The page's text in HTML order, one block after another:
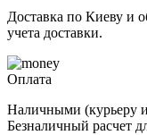
Доставка по Киеву и
учета доставки.
Оплата
Наличными (курьеру
Безналичный расчет